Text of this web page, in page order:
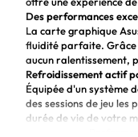
Des performances
La carte graphique
fluidité parfaite. Grâce
aucun ralentissement,
Refroidissement actif
Équipée d'un système
des sessions de jeu les
durée de vie de votre